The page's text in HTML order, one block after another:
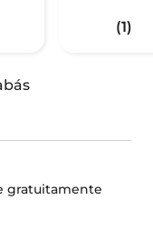
(1)
gratuitamente